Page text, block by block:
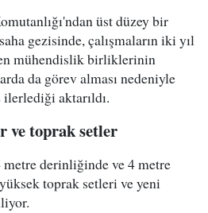
üst düzey bir
gezisinde, çalışmaların iki yıl
mühendislik birliklerinin
da görev alması nedeniyle
aktarıldı.
ve toprak setler
metre derinliğinde ve 4 metre
toprak setleri ve yeni